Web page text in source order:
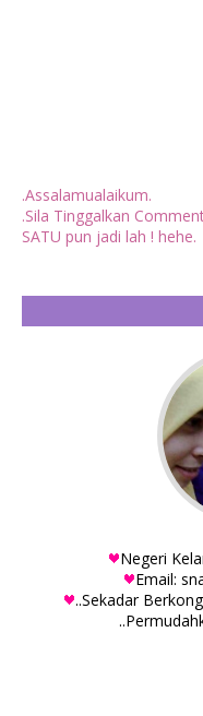
.Assalamualaikum.
.Sila Tinggalkan
SATU pun jadi lah ! hehe.
Negeri
Email:
..Sekadar